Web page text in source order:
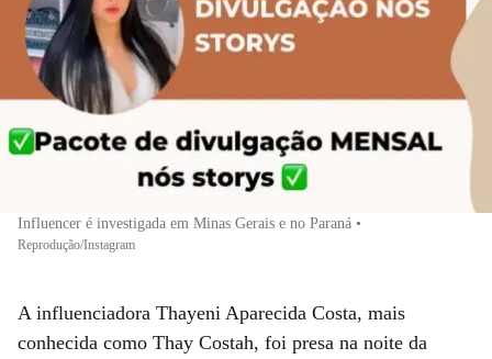
Influencer é investigada em Minas Gerais e no Paraná •
Reprodução/Instagram
A influenciadora Thayeni Aparecida Costa, mais
conhecida como Thay Costah, foi presa na noite da